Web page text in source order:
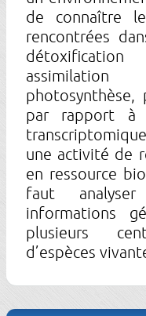
de connaître
rencontrées
photosynthèse,
par rapport
une activité de
en ressource
faut
informations
plusieurs
d’espèces